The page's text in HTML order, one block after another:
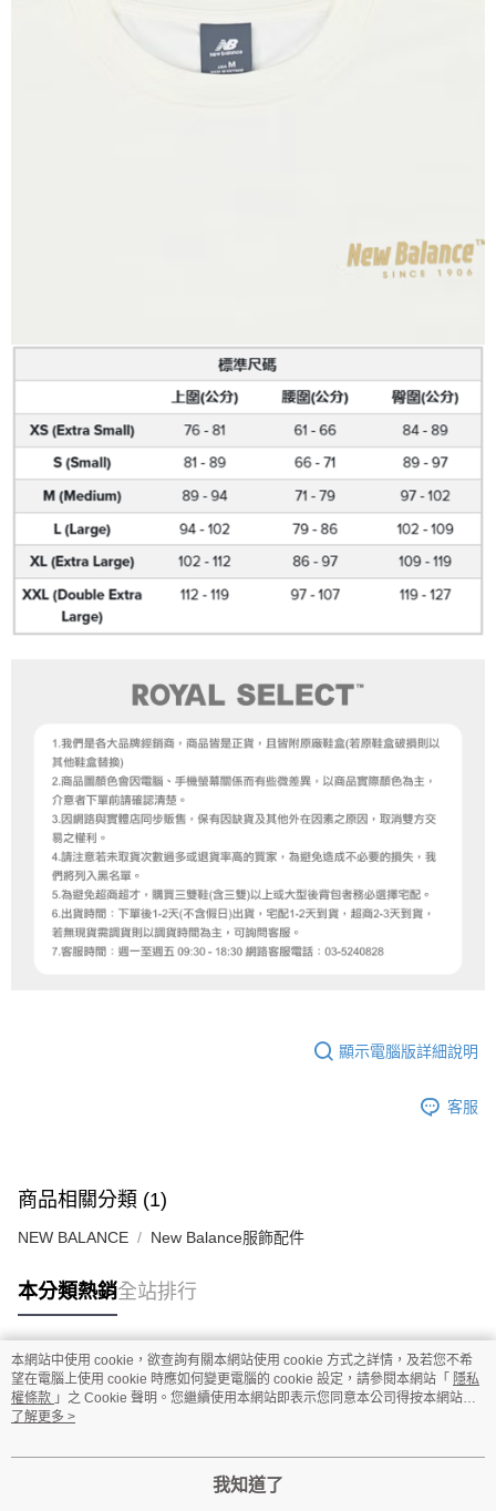
顯示電腦版詳細說明
客服
商品相關分類 (1)
NEW BALANCE New Balance服飾配件
本分類熱銷全站排行
熱門標籤
本網站中使用 cookie，欲查詢有關本網站使用 cookie 方式之詳情，及若您不希
望在電腦上使用 cookie 時應如何變更電腦的 cookie 設定，請參閱本網站「 隱私
權條款 」之 Cookie 聲明。您繼續使用本網站即表示您同意本公司得按本網站使
用條款之 Cookie 聲明使用 cookie。
了解更多 >
我知道了